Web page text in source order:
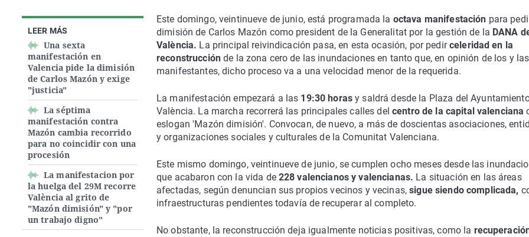
LEER MÁS
Una sexta
manifestación en
Valencia pide la dimisión
de Carlos Mazón y exige
"justicia"
La séptima
manifestación contra
Mazón cambia recorrido
para no coincidir con una
procesión
La manifestacion por
la huelga del 29M recorre
València al grito de
"Mazón dimisión" y "por
un trabajo digno"
Este domingo, veintinueve de junio, está programada la octava manifestación para
dimisión de Carlos Mazón como president de la Generalitat por la gestión de la DANA
València. La principal reivindicación pasa, en esta ocasión, por pedirceleridad en la
reconstrucciónde la zona cero de las inundaciones en tanto que, en opinión de los y las
manifestantes, dicho proceso va a una velocidad menor de la requerida.
La manifestación empezará a las 19:30 horas y saldrá desde la Plaza del
València. La marcha recorrerá las principales calles del centro de la capital valenciana
eslogan 'Mazón dimisión'. Convocan, de nuevo, a más de doscientas asociaciones,
y organizaciones sociales y culturales de la Comunitat Valenciana.
Este mismo domingo, veintinueve de junio, se cumplen ocho meses desde las
que acabaron con la vida de 228 valencianos y valencianas. La situación en las áreas
afectadas, según denuncian sus propios vecinos y vecinas,sigue siendo complicada,
infraestructuras pendientes todavía de recuperar al completo.
No obstante, la reconstrucción deja igualmente noticias positivas, como la